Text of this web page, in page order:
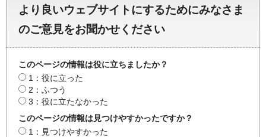
より良いウェブサイトにするためにみなさま
のご意見をお聞かせください
このページの情報は役に立ちましたか？
1：役に立った
2：ふつう
3：役に立たなかった
このページの情報は見つけやすかったですか？
1：見つけやすかった